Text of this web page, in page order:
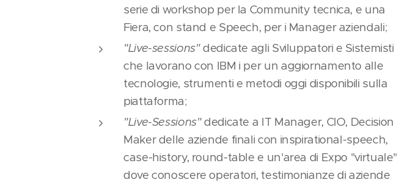
serie di workshop per la Community tecnica, e una
Fiera, con stand e Speech, per i Manager aziendali;
"Live-sessions"dedicate agli Sviluppatori e Sistemisti
che lavorano con IBM i per un aggiornamento alle
tecnologie, strumenti e metodi oggi disponibili sulla
piattaforma;
"Live-Sessions"dedicate a IT Manager, CIO, Decision
Maker delle aziende finali con inspirational-speech,
case-history, round-table e un'area di Expo "virtuale"
dove conoscere operatori, testimonianze di aziende